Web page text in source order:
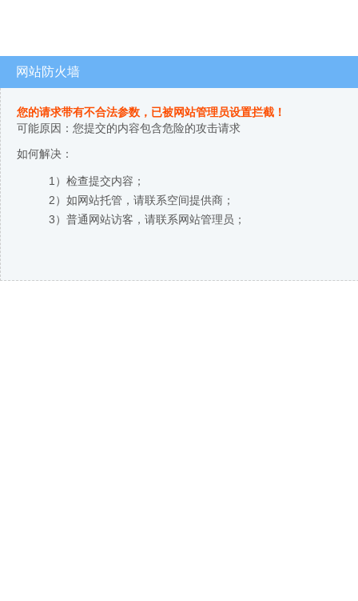
网站防火墙
您的请求带有不合法参数，已被网站管理员设置拦截！
可能原因：您提交的内容包含危险的攻击请求
如何解决：
1）检查提交内容；
2）如网站托管，请联系空间提供商；
3）普通网站访客，请联系网站管理员；